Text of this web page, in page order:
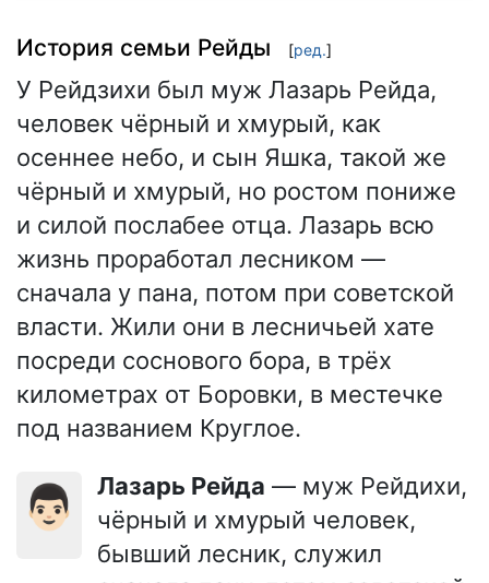
История семьи Рейды [ред.]
У Рейдзихи был муж Лазарь Рейда,
человек чёрный и хмурый, как
осеннее небо, и сын Яшка, такой же
чёрный и хмурый, но ростом пониже
и силой послабее отца. Лазарь всю
жизнь проработал лесником —
сначала у пана, потом при советской
власти. Жили они в лесничьей хате
посреди соснового бора, в трёх
километрах от Боровки, в местечке
под названием Круглое.
👨🏻 Лазарь Рейда — муж Рейдихи,
чёрный и хмурый человек,
бывший лесник, служил